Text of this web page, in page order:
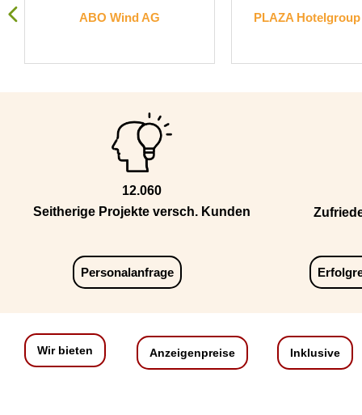
ABO Wind AG PLAZA Hotelgroup
12.060
Seitherige Projekte versch. Kunden
Personalanfrage
Wir bieten Anzeigenpreise Inklusive